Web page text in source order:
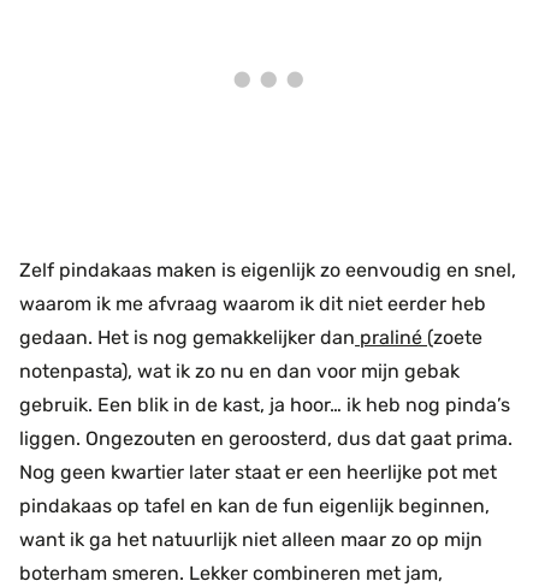
Zelf pindakaas maken is eigenlijk zo eenvoudig en snel,
waarom ik me afvraag waarom ik dit niet eerder heb
gedaan. Het is nog gemakkelijker dan praliné (zoete
notenpasta), wat ik zo nu en dan voor mijn gebak
gebruik. Een blik in de kast, ja hoor… ik heb nog pinda’s
liggen. Ongezouten en geroosterd, dus dat gaat prima.
Nog geen kwartier later staat er een heerlijke pot met
pindakaas op tafel en kan de fun eigenlijk beginnen,
want ik ga het natuurlijk niet alleen maar zo op mijn
boterham smeren. Lekker combineren met jam,